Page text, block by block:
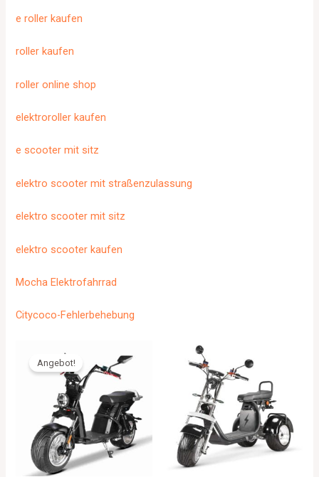
e roller kaufen
roller kaufen
roller online shop
elektroroller kaufen
e scooter mit sitz
elektro scooter mit straßenzulassung
elektro scooter mit sitz
elektro scooter kaufen
Mocha Elektrofahrrad
Citycoco-Fehlerbehebung
Angebot!